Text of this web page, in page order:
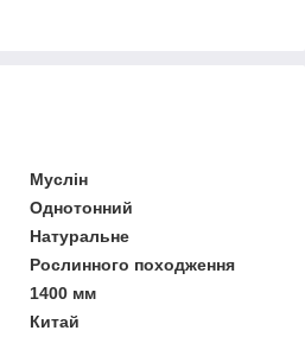
Муслін
Однотонний
Натуральне
Рослинного походження
1400 мм
Китай